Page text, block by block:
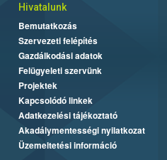
Hivatalunk
Bemutatkozás
Szervezeti felépítés
Gazdálkodási adatok
Felügyeleti szervünk
Projektek
Kapcsolódó linkek
Adatkezelési tájékoztató
Akadálymentességi nyilatkozat
Üzemeltetési információ